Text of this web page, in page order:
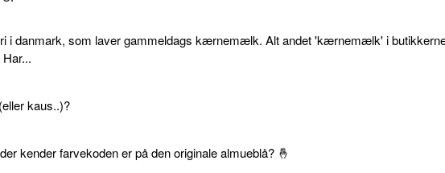
i danmark, som laver gammeldags kærnemælk. Alt andet 'kærnemælk' i
kaus..)?
kender farvekoden er på den originale almueblå? 🤞